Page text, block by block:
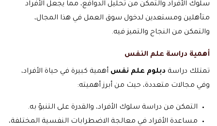
سلوك الأفراد والتمكن من تحليل الدوافع، مما يجعل الأفراد
متأهلين ومستعدين لدخول سوق العمل في هذا المجال،
والتمكن من النجاح والتميز فيه.
أهمية دراسة علم النفس
تمتلك دراسة دبلوم علم نفس أهمية كبيرة في حياة الأفراد،
وفي مجالات متعددة، حيث من أبرز أهميته:
التمكن من دراسة سلوك الأفراد، والقدرة على التنبؤ به.
مساعدة الأفراد في معالجة الاضطرابات النفسية المختلفة،